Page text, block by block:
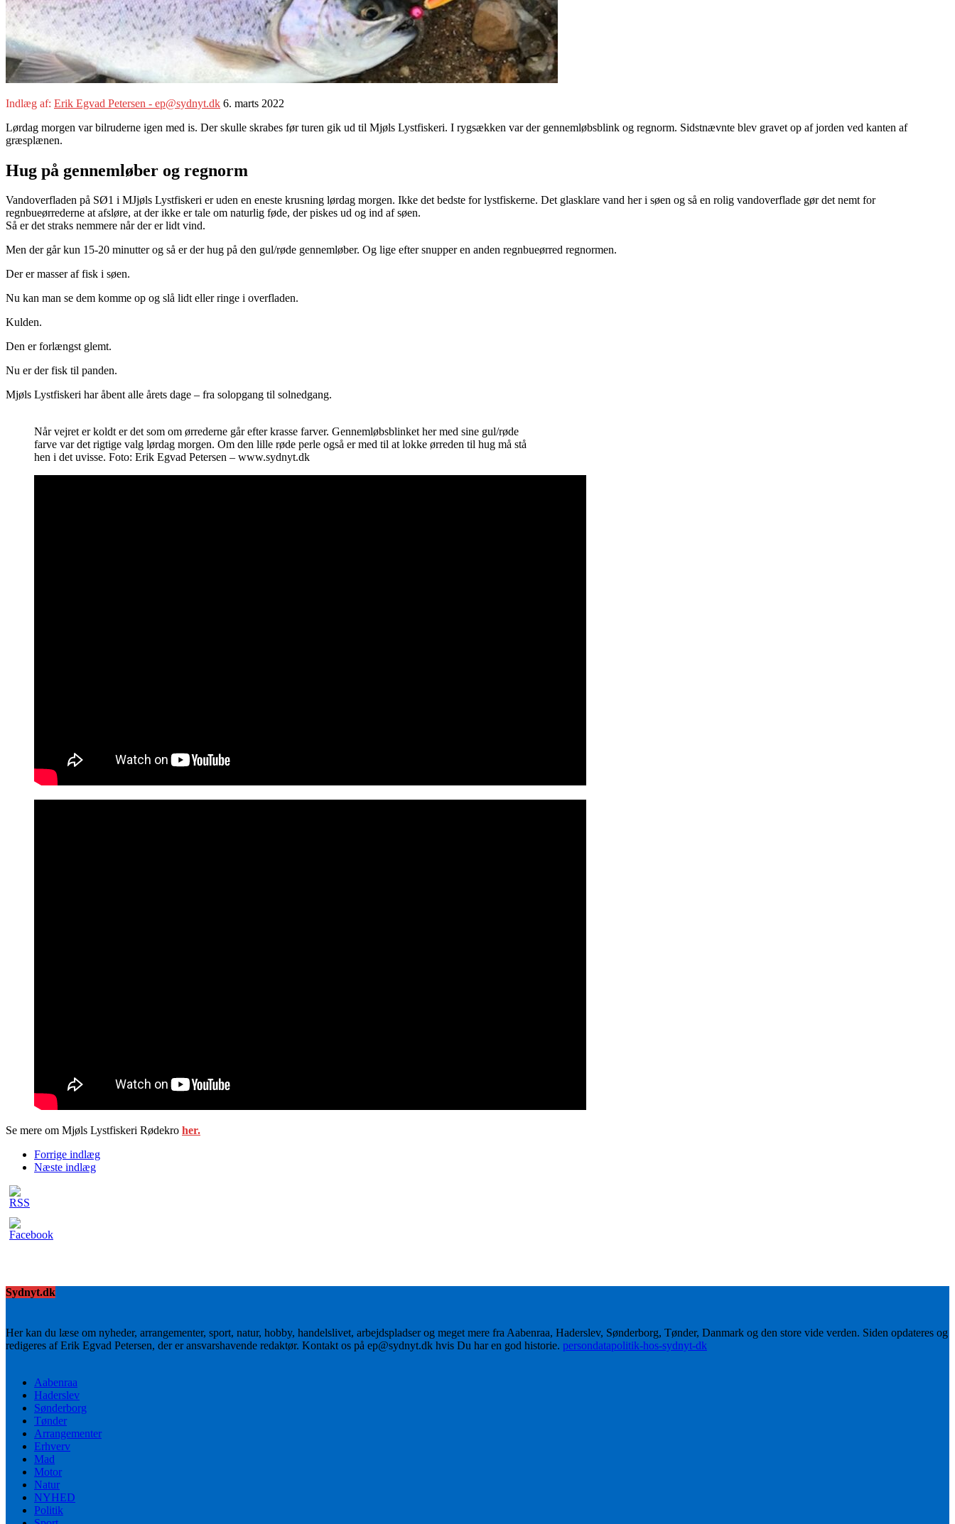
Indlæg af: Erik Egvad Petersen - ep@sydnyt.dk 6. marts 2022
Lørdag morgen var bilruderne igen med is. Der skulle skrabes før turen gik ud til Mjøls Lystfiskeri. I rygsækken var der gennemløbsblink og regnorm. Sidstnævnte blev gravet op af jorden ved kanten af
græsplænen.
Hug på gennemløber og regnorm
Vandoverfladen på SØ1 i MJjøls Lystfiskeri er uden en eneste krusning lørdag morgen. Ikke det bedste for lystfiskerne. Det glasklare vand her i søen og så en rolig vandoverflade gør det nemt for
regnbueørrederne at afsløre, at der ikke er tale om naturlig føde, der piskes ud og ind af søen.
Så er det straks nemmere når der er lidt vind.
Men der går kun 15-20 minutter og så er der hug på den gul/røde gennemløber. Og lige efter snupper en anden regnbueørred regnormen.
Der er masser af fisk i søen.
Nu kan man se dem komme op og slå lidt eller ringe i overfladen.
Kulden.
Den er forlængst glemt.
Nu er der fisk til panden.
Mjøls Lystfiskeri har åbent alle årets dage – fra solopgang til solnedgang.
Når vejret er koldt er det som om ørrederne går efter krasse farver. Gennemløbsblinket her med sine gul/røde
farve var det rigtige valg lørdag morgen. Om den lille røde perle også er med til at lokke ørreden til hug må stå
hen i det uvisse. Foto: Erik Egvad Petersen – www.sydnyt.dk
Se mere om Mjøls Lystfiskeri Rødekro her.
Forrige indlæg
Næste indlæg
Sydnyt.dk
Her kan du læse om nyheder, arrangementer, sport, natur, hobby, handelslivet, arbejdspladser og meget mere fra Aabenraa, Haderslev, Sønderborg, Tønder, Danmark og den store vide verden. Siden opdateres og
redigeres af Erik Egvad Petersen, der er ansvarshavende redaktør. Kontakt os på ep@sydnyt.dk hvis Du har en god historie. persondatapolitik-hos-sydnyt-dk
Aabenraa
Haderslev
Sønderborg
Tønder
Arrangementer
Erhverv
Mad
Motor
Natur
NYHED
Politik